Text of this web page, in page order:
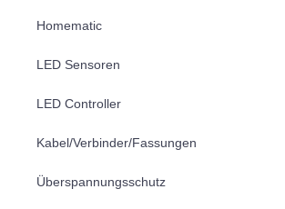
Homematic
LED Sensoren
LED Controller
Kabel/Verbinder/Fassungen
Überspannungsschutz